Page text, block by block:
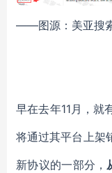
——图源：美亚搜
早在去年11月，就
将通过其平台上架
新协议的一部分，